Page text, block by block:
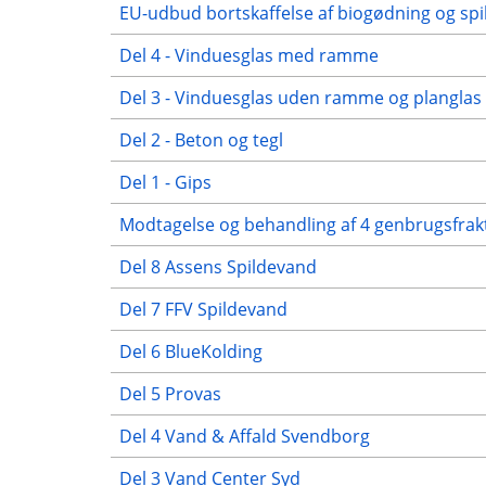
EU-udbud bortskaffelse af biogødning og
Del 4 - Vinduesglas med ramme
Del 3 - Vinduesglas uden ramme og planglas
Del 2 - Beton og tegl
Del 1 - Gips
Modtagelse og behandling af 4
Del 8 Assens Spildevand
Del 7 FFV Spildevand
Del 6 BlueKolding
Del 5 Provas
Del 4 Vand & Affald Svendborg
Del 3 Vand Center Syd